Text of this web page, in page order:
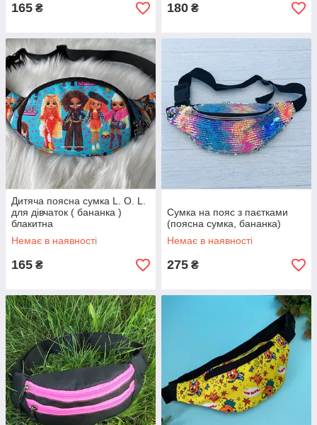
165 ₴ 180 ₴
Дитяча поясна сумка L. O. L.
для дівчаток ( бананка )
блакитна
Немає в наявності
165 ₴
Сумка на пояс з паєтками
(поясна сумка, бананка)
Немає в наявності
275 ₴